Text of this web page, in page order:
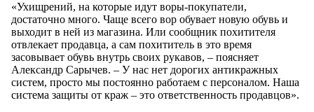
«Ухищрений, на которые идут воры-покупатели,
достаточно много. Чаще всего вор обувает новую обувь и
выходит в ней из магазина. Или сообщник похитителя
отвлекает продавца, а сам похититель в это время
засовывает обувь внутрь своих рукавов, – поясняет
Александр Сарычев. – У нас нет дорогих антикражных
систем, просто мы постоянно работаем с персоналом. Наша
система защиты от краж – это ответственность продавцов».